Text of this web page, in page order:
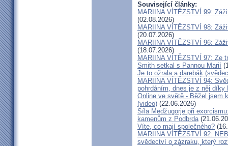
Související články:
MARIINA VÍTĚZSTVÍ 99:
(02.08.2026)
MARIINA VÍTĚZSTVÍ 98:
(20.07.2026)
MARIINA VÍTĚZSTVÍ 96:
(18.07.2026)
MARIINA VÍTĚZSTVÍ 97: Ze
Smith setkal s Pannou Marií
Je to ožrala a darebák
MARIINA VÍTĚZSTVÍ 94:
pohrdáním, dnes je z něj
Online ve světě - Běžel jsem
(video) (22.06.2026)
Síla Medžugorje při
kamenům z Podbrda
Víte, co mají společného?
MARIINA VÍTĚZSTVÍ 92:
svědectví o zázraku, který